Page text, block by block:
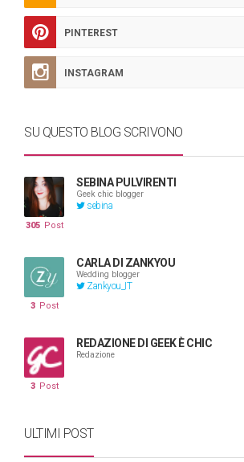
PINTEREST
INSTAGRAM
SU QUESTO BLOG SCRIVONO
SEBINA PULVIRENTI
Geek chic blogger
sebina
305 Post
CARLA DI ZANKYOU
Wedding blogger
Zankyou_IT
3 Post
REDAZIONE DI GEEK È CHIC
Redazione
3 Post
ULTIMI POST